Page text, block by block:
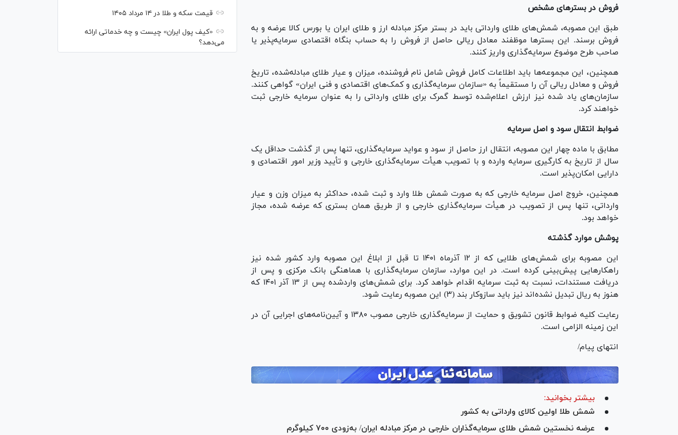
فروش در بستر‌های مشخص
طبق این مصوبه، شمش‌های طلای وارداتی باید در بستر مرکز مبادله ارز و طلای ایران یا بورس کالا عرضه و به
فروش برسند. این بستر‌ها موظفند معادل ریالی حاصل از فروش را به حساب بنگاه اقتصادی سرمایه‌پذیر یا
صاحب طرح موضوع سرمایه‌گذاری واریز کنند.
همچنین، این مجموعه‌ها باید اطلاعات کامل فروش شامل نام فروشنده، میزان و عیار طلای مبادله‌شده، تاریخ
فروش و معادل ریالی آن را مستقیماً به «سازمان سرمایه‌گذاری و کمک‌های اقتصادی و فنی ایران» گواهی کنند.
سازمان‌های یاد شده نیز ارزش اعلام‌شده توسط گمرک برای طلای وارداتی را به عنوان سرمایه خارجی ثبت
خواهند کرد.
ضوابط انتقال سود و اصل سرمایه
مطابق با ماده چهار این مصوبه، انتقال ارز حاصل از سود و عواید سرمایه‌گذاری، تنها پس از گذشت حداقل یک
سال از تاریخ به کارگیری سرمایه وارده و با تصویب هیأت سرمایه‌گذاری خارجی و تأیید وزیر امور اقتصادی و
دارایی امکان‌پذیر است.
همچنین، خروج اصل سرمایه خارجی که به صورت شمش طلا وارد و ثبت شده، حداکثر به میزان وزن و عیار
وارداتی، تنها پس از تصویب در هیأت سرمایه‌گذاری خارجی و از طریق همان بستری که عرضه شده، مجاز
خواهد بود.
پوشش موارد گذشته
این مصوبه برای شمش‌های طلایی که از ۱۲ آذرماه ۱۴۰۱ تا قبل از ابلاغ این مصوبه وارد کشور شده نیز
راهکار‌هایی پیش‌بینی کرده است. در این موارد، سازمان سرمایه‌گذاری با هماهنگی بانک مرکزی و پس از
دریافت مستندات، نسبت به ثبت سرمایه اقدام خواهد کرد. برای شمش‌های واردشده پس از ۱۳ آذر ۱۴۰۱ که
هنوز به ریال تبدیل نشده‌اند نیز باید سازوکار بند (۳) این مصوبه رعایت شود.
رعایت کلیه ضوابط قانون تشویق و حمایت از سرمایه‌گذاری خارجی مصوب ۱۳۸۰ و آیین‌نامه‌های اجرایی آن در
این زمینه الزامی است.
انتهای پیام/
بیشتر بخوانید:
شمش طلا اولین کالای وارداتی به کشور
عرضه نخستین شمش طلای سرمایه‌گذاران خارجی در مرکز مبادله ایران/ به‌زودی ۷۰۰ کیلوگرم
قیمت سکه و طلا در ۱۴ مرداد ۱۴۰۵
«کیف پول ایران» چیست و چه خدماتی ارائه
می‌دهد؟